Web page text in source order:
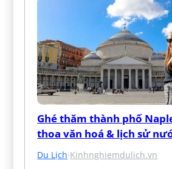
Ghé thăm thành phố
thoa văn hoá & lịch sử
Du Lịch·Kinhnghiemdulich.vn